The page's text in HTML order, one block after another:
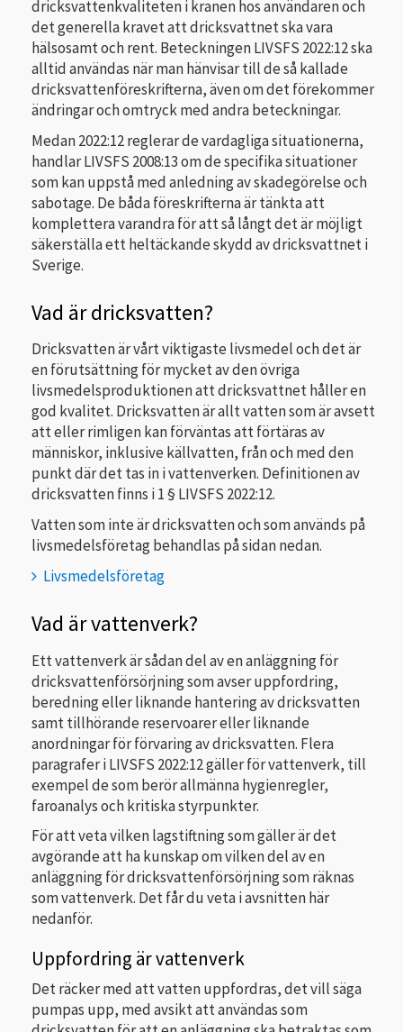
dricksvattenkvaliteten i kranen hos användaren och
det generella kravet att dricksvattnet ska vara
hälsosamt och rent. Beteckningen LIVSFS 2022:12 ska
alltid användas när man hänvisar till de så kallade
dricksvattenföreskrifterna, även om det förekommer
ändringar och omtryck med andra beteckningar.
Medan 2022:12 reglerar de vardagliga situationerna,
handlar LIVSFS 2008:13 om de specifika situationer
som kan uppstå med anledning av skadegörelse och
sabotage. De båda föreskrifterna är tänkta att
komplettera varandra för att så långt det är möjligt
säkerställa ett heltäckande skydd av dricksvattnet i
Sverige.
Vad är dricksvatten?
Dricksvatten är vårt viktigaste livsmedel och det är
en förutsättning för mycket av den övriga
livsmedelsproduktionen att dricksvattnet håller en
god kvalitet. Dricksvatten är allt vatten som är avsett
att eller rimligen kan förväntas att förtäras av
människor, inklusive källvatten, från och med den
punkt där det tas in i vattenverken. Definitionen av
dricksvatten finns i 1 § LIVSFS 2022:12.
Vatten som inte är dricksvatten och som används på
livsmedelsföretag behandlas på sidan nedan.
Livsmedelsföretag
Vad är vattenverk?
Ett vattenverk är sådan del av en anläggning för
dricksvattenförsörjning som avser uppfordring,
beredning eller liknande hantering av dricksvatten
samt tillhörande reservoarer eller liknande
anordningar för förvaring av dricksvatten. Flera
paragrafer i LIVSFS 2022:12 gäller för vattenverk, till
exempel de som berör allmänna hygienregler,
faroanalys och kritiska styrpunkter.
För att veta vilken lagstiftning som gäller är det
avgörande att ha kunskap om vilken del av en
anläggning för dricksvattenförsörjning som räknas
som vattenverk. Det får du veta i avsnitten här
nedanför.
Uppfordring är vattenverk
Det räcker med att vatten uppfordras, det vill säga
pumpas upp, med avsikt att användas som